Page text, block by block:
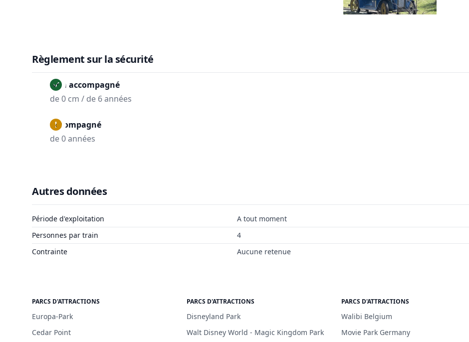
Règlement sur la sécurité
Non accompagné
de 0 cm / de 6 années
Accompagné
de 0 années
Autres données
Période d'exploitation
A tout moment
Personnes par train
4
Contrainte
Aucune retenue
PARCS D'ATTRACTIONS
Europa-Park
Cedar Point
PARCS D'ATTRACTIONS
Disneyland Park
Walt Disney World - Magic Kingdom Park
PARCS D'ATTRACTIONS
Walibi Belgium
Movie Park Germany